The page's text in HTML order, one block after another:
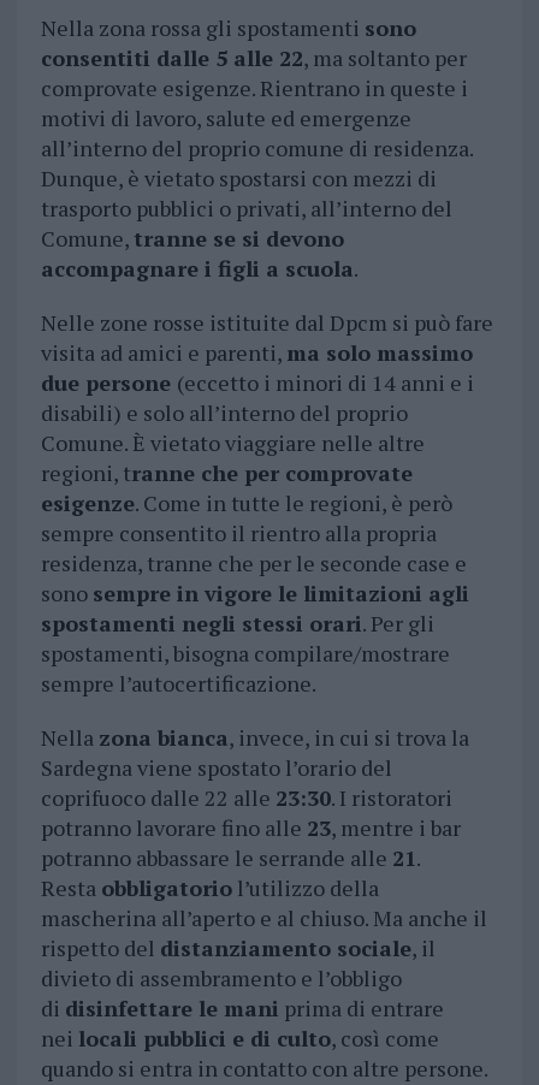
Nella zona rossa gli spostamenti sono
consentiti dalle 5 alle 22, ma soltanto per
comprovate esigenze. Rientrano in queste i
motivi di lavoro, salute ed emergenze
all’interno del proprio comune di residenza.
Dunque, è vietato spostarsi con mezzi di
trasporto pubblici o privati, all’interno del
Comune, tranne se si devono
accompagnare i figli a scuola.
Nelle zone rosse istituite dal Dpcm si può fare
visita ad amici e parenti, ma solo massimo
due persone (eccetto i minori di 14 anni e i
disabili) e solo all’interno del proprio
Comune. È vietato viaggiare nelle altre
regioni, tranne che per comprovate
esigenze. Come in tutte le regioni, è però
sempre consentito il rientro alla propria
residenza, tranne che per le seconde case e
sono sempre in vigore le limitazioni agli
spostamenti negli stessi orari. Per gli
spostamenti, bisogna compilare/mostrare
sempre l’autocertificazione.
Nella zona bianca, invece, in cui si trova la
Sardegna viene spostato l’orario del
coprifuoco dalle 22 alle 23:30. I ristoratori
potranno lavorare fino alle 23, mentre i bar
potranno abbassare le serrande alle 21.
Resta obbligatoriol’utilizzo della
mascherina all’aperto e al chiuso. Ma anche il
rispetto del distanziamento sociale, il
divieto di assembramento e l’obbligo
di disinfettare le mani prima di entrare
nei locali pubblici e di culto, così come
quando si entra in contatto con altre persone.